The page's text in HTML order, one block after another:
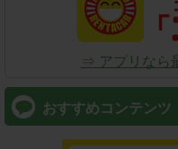
⇒ アプリなら
おすすめコンテンツ